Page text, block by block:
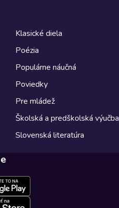
Klasické diela
Poézia
Populárne náučná
Poviedky
Pre mládež
Školská a predškolská výučba
Slovenská literatúra